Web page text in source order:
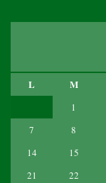
L M
1
7
8
14
15
21
22